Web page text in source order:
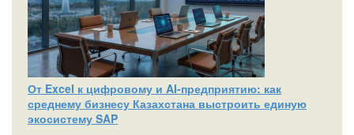
От Excel к цифровому и AI‑предприятию: как
среднему бизнесу Казахстана выстроить единую
экосистему SAP